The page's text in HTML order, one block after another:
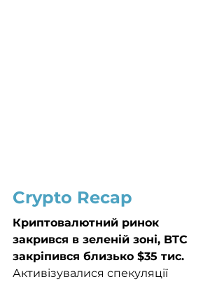
Crypto Recap
Криптовалютний ринок
закрився в зеленій зоні, BTC
закріпився близько $35 тис.
Активізувалися спекуляції